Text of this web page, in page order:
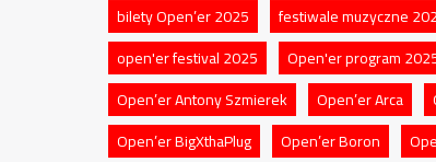
bilety Open’er 2025 festiwale muzyczne
open'er festival 2025
Open'er program
Open’er Antony Szmierek
Open’er Arca
Open’er BigXthaPlug
Open’er Boron